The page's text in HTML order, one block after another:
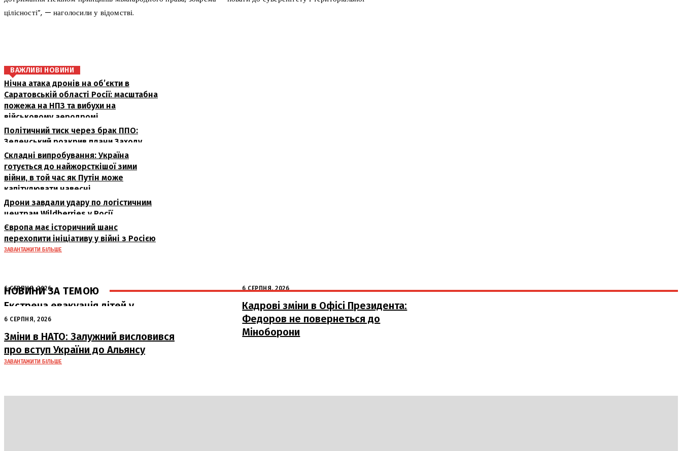
цілісності”, — наголосили у відомстві.
ВАЖЛИВІ НОВИНИ
Нічна атака дронів на об’єкти в
Саратовській області Росії: масштабна
пожежа на НПЗ та вибухи на
військовому аеродромі
Політичний тиск через брак ППО:
Зеленський розкрив плани Заходу
Складні випробування: Україна
готується до найжорсткішої зими
війни, в той час як Путін може
капітулювати навесні
Дрони завдали удару по логістичним
центрам Wildberries у Росії
Європа має історичний шанс
перехопити ініціативу у війні з Росією
ЗАВАНТАЖИТИ БІЛЬШЕ
НОВИНИ ЗА ТЕМОЮ
6 СЕРПНЯ, 2026
Екстрена евакуація дітей у
Краматорську через загрозу безпеці
6 СЕРПНЯ, 2026
Кадрові зміни в Офісі Президента:
Федоров не повернеться до
Міноборони
6 СЕРПНЯ, 2026
Зміни в НАТО: Залужний висловився
про вступ України до Альянсу
ЗАВАНТАЖИТИ БІЛЬШЕ